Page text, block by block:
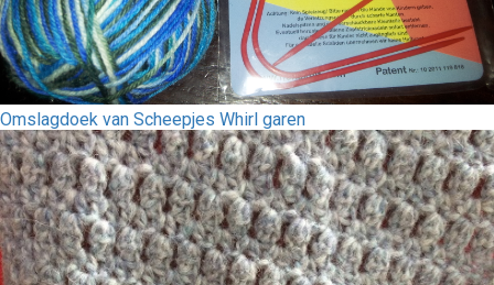
Omslagdoek van Scheepjes Whirl garen